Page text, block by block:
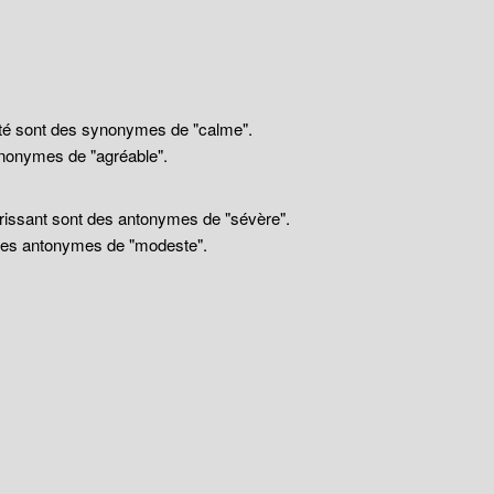
sont des synonymes de "calme".
de "agréable".
sont des antonymes de "sévère".
antonymes de "modeste".